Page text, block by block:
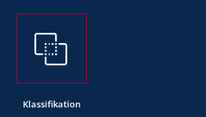
Klassifikation